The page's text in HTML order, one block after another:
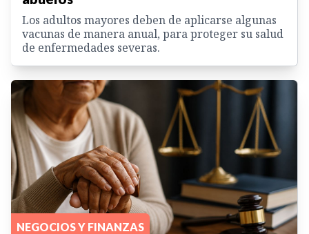
Los adultos mayores deben de aplicarse algunas
vacunas de manera anual, para proteger su salud
de enfermedades severas.
NEGOCIOS Y FINANZAS